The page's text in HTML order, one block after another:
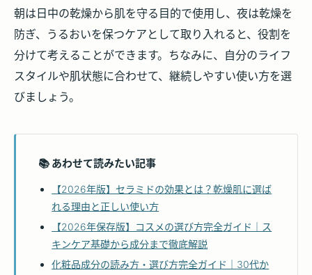
朝は日中の乾燥から肌を守る目的で使用し、夜は乾燥を
防ぎ、うるおいを保つケアとして取り入れると、役割を
分けて考えることができます。ちなみに、自分のライフ
スタイルや肌状態に合わせて、継続しやすい使い方を選
びましょう。
📚 あわせて読みたい記事
【2026年版】セラミドの効果とは？乾燥肌に選ば
れる理由と正しい使い方
【2026年保存版】コスメの選び方完全ガイド｜ス
キンケア基礎から成分まで徹底解説
化粧品成分の読み方・選び方完全ガイド｜30代か